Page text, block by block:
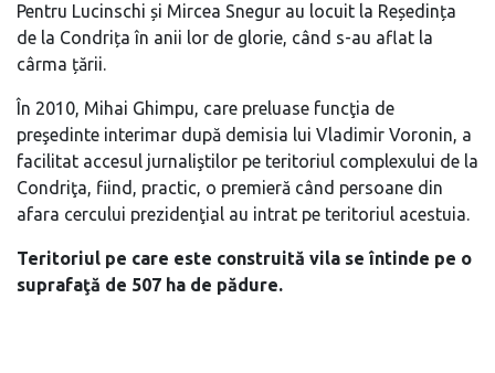
Pentru Lucinschi și Mircea Snegur au locuit la Reședința
de la Condrița în anii lor de glorie, când s-au aflat la
cârma țării.
În 2010, Mihai Ghimpu, care preluase funcţia de
preşedinte interimar după demisia lui Vladimir Voronin, a
facilitat accesul jurnaliştilor pe teritoriul complexului de la
Condriţa, fiind, practic, o premieră când persoane din
afara cercului prezidenţial au intrat pe teritoriul acestuia.
Teritoriul pe care este construită vila se întinde pe o
suprafaţă de 507 ha de pădure.